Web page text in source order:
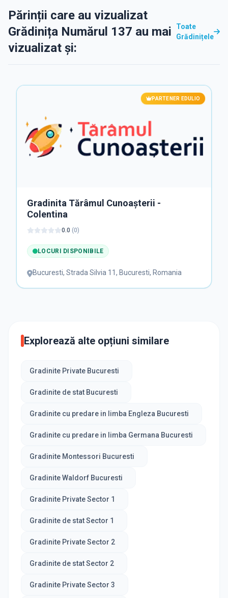
Părinții care au vizualizat
Grădinița Numărul 137 au mai
vizualizat și:
Toate
Grădinițele
PARTENER EDULIO
Gradinita Tărâmul Cunoașterii -
Colentina
0.0 (0)
LOCURI DISPONIBILE
Bucuresti, Strada Silvia 11, Bucuresti, Romania
Explorează alte opțiuni similare
Gradinite Private Bucuresti
Gradinite de stat Bucuresti
Gradinite cu predare in limba Engleza Bucuresti
Gradinite cu predare in limba Germana Bucuresti
Gradinite Montessori Bucuresti
Gradinite Waldorf Bucuresti
Gradinite Private Sector 1
Gradinite de stat Sector 1
Gradinite Private Sector 2
Gradinite de stat Sector 2
Gradinite Private Sector 3